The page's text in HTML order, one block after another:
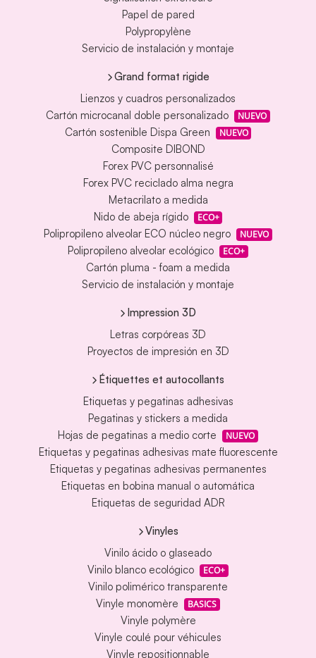
Papel de pared
Polypropylène
Servicio de instalación y montaje
Grand format rigide
Lienzos y cuadros personalizados
Cartón microcanal doble personalizado
NUEVO
Cartón sostenible Dispa Green NUEVO
Composite DIBOND
Forex PVC personnalisé
Forex PVC reciclado alma negra
Metacrilato a medida
Nido de abeja rígido
ECO+
Polipropileno alveolar ECO núcleo negro NUEVO
Polipropileno alveolar ecológico ECO+
Cartón pluma - foam a medida
Servicio de instalación y montaje
Impression 3D
Letras corpóreas 3D
Proyectos de impresión en 3D
Étiquettes et autocollants
Etiquetas y pegatinas adhesivas
Pegatinas y stickers a medida
Hojas de pegatinas a medio corte
NUEVO
Etiquetas y pegatinas adhesivas mate fluorescente
Etiquetas y pegatinas adhesivas permanentes
Etiquetas en bobina manual o automática
Etiquetas de seguridad ADR
Vinyles
Vinilo ácido o glaseado
Vinilo blanco ecológico
ECO+
Vinilo polimérico transparente
Vinyle monomère
BASICS
Vinyle polymère
Vinyle coulé pour véhicules
Vinyle repositionnable